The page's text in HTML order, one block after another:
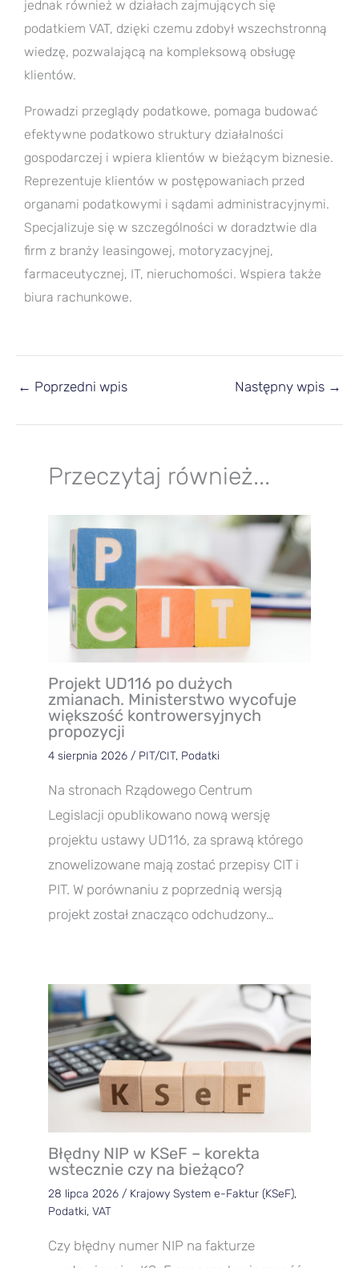
jednak również w działach zajmujących się
podatkiem VAT, dzięki czemu zdobył wszechstronną
wiedzę, pozwalającą na kompleksową obsługę
klientów.
Prowadzi przeglądy podatkowe, pomaga budować
efektywne podatkowo struktury działalności
gospodarczej i wpiera klientów w bieżącym biznesie.
Reprezentuje klientów w postępowaniach przed
organami podatkowymi i sądami administracyjnymi.
Specjalizuje się w szczególności w doradztwie dla
firm z branży leasingowej, motoryzacyjnej,
farmaceutycznej, IT, nieruchomości. Wspiera także
biura rachunkowe.
← Poprzedni wpis Następny wpis →
Przeczytaj również...
Projekt UD116 po dużych
zmianach. Ministerstwo wycofuje
większość kontrowersyjnych
propozycji
4 sierpnia 2026 / PIT/CIT, Podatki
Na stronach Rządowego Centrum
Legislacji opublikowano nową wersję
projektu ustawy UD116, za sprawą którego
znowelizowane mają zostać przepisy CIT i
PIT. W porównaniu z poprzednią wersją
projekt został znacząco odchudzony…
Błędny NIP w KSeF – korekta
wstecznie czy na bieżąco?
28 lipca 2026 / Krajowy System e-Faktur (KSeF),
Podatki, VAT
Czy błędny numer NIP na fakturze